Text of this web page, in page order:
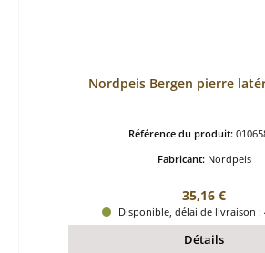
Nordpeis Bergen pierre
Référence du produit:
Fabricant: Nordpeis
Prix régulier :
35,16 €
Disponible, délai de livraison :
Détails